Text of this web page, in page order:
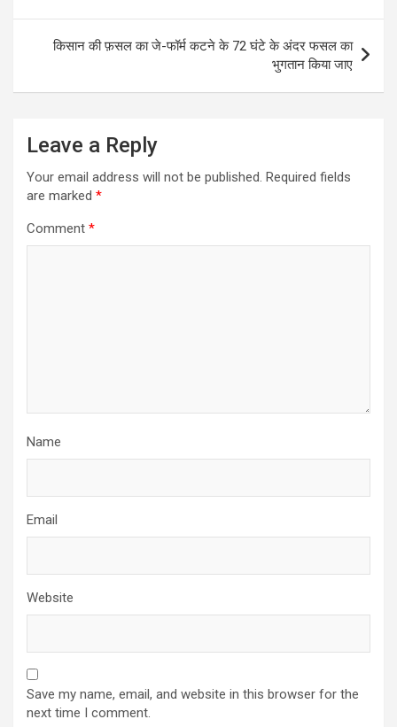
किसान की फ़सल का जे-फॉर्म कटने के 72 घंटे के अंदर फसल का
भुगतान किया जाए
Leave a Reply
Your email address will not be published. Required fields
are marked *
Comment *
Name
Email
Website
Save my name, email, and website in this browser for the
next time I comment.